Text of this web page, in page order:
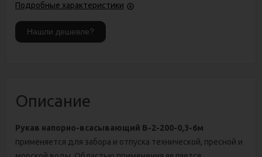
Подробные характеристики
Описание
Рукав напорно-всасывающий В-2-200-0,3-6м
применяется для забора и отпуска технической, пресной и